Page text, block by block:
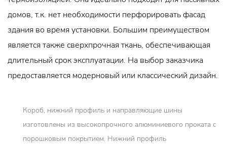
домов, т.к. нет необходимости перфорировать фасад
здания во время установки. Большим преимуществом
является также сверхпрочная ткань, обеспечивающая
длительный срок эксплуатации. На выбор заказчика
предоставляется модерновый или классический дизайн.
Короб, нижний профиль и направляющие шины
изготовлены из высокопрочного алюминиевого проката с
порошковым покрытием. Нижний профиль